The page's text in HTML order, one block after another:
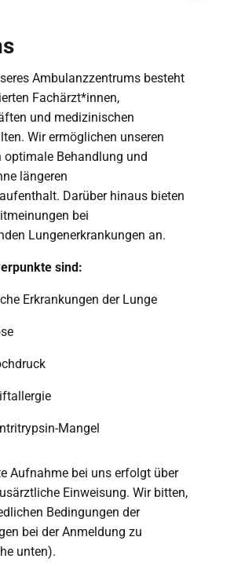
Ambulanzzentrums besteht
Fachärzt*innen,
und medizinischen
Wir ermöglichen unseren
optimale Behandlung und
längeren
Darüber hinaus bieten
bei
Lungenerkrankungen an.
sind:
Erkrankungen der Lunge
Mangel
Aufnahme bei uns erfolgt über
Einweisung. Wir bitten,
Bedingungen der
bei der Anmeldung zu
unten).